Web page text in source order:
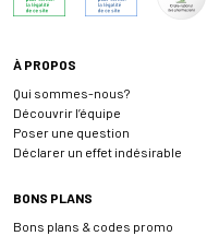
À PROPOS
Qui sommes-nous?
Découvrir l’équipe
Poser une question
Déclarer un effet indésirable
BONS PLANS
Bons plans & codes promo